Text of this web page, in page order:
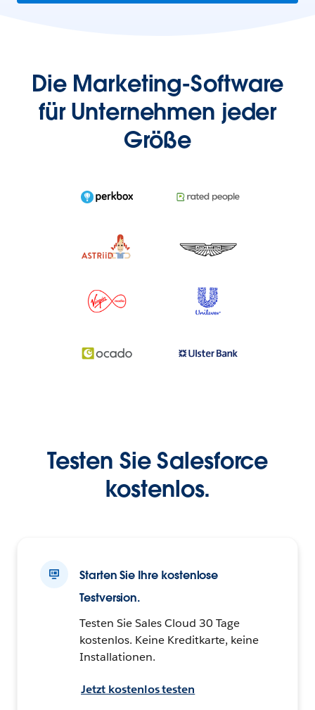
Die Marketing-Software
für Unternehmen jeder
Größe
Testen Sie Salesforce
kostenlos.
Starten Sie Ihre kostenlose
Testversion.
Testen Sie Sales Cloud 30 Tage
kostenlos. Keine Kreditkarte, keine
Installationen.
Jetzt kostenlos testen